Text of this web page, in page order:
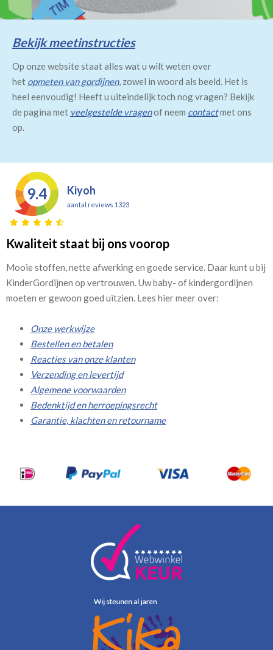
Bekijk meetinstructies
Op onze website staat alles wat u wilt weten over
het opmeten van gordijnen, zowel in woord als beeld. Het is
heel eenvoudig! Heeft u uiteindelijk toch nog vragen? Bekijk
de pagina met veelgestelde vragenof neem contactmet ons
op.
9.4 Kiyoh
aantal reviews 1323
Kwaliteit staat bij ons voorop
Mooie stoffen, nette afwerking en goede service. Daar kunt u bij
KinderGordijnen op vertrouwen. Uw baby- of kindergordijnen
moeten er gewoon goed uitzien. Lees hier meer over:
Onze werkwijze
Bestellen en betalen
Reacties van onze klanten
Verzending en levertijd
Algemene voorwaarden
Bedenktijd en herroepingsrecht
Garantie, klachten en retourname